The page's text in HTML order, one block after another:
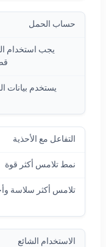
حساب الحمل
يجب استخدام
يستخدم بيانات
التفاعل مع الأحذية
نمط تلامس أكثر قوة
تلامس أكثر سلاسة
الاستخدام الشائع